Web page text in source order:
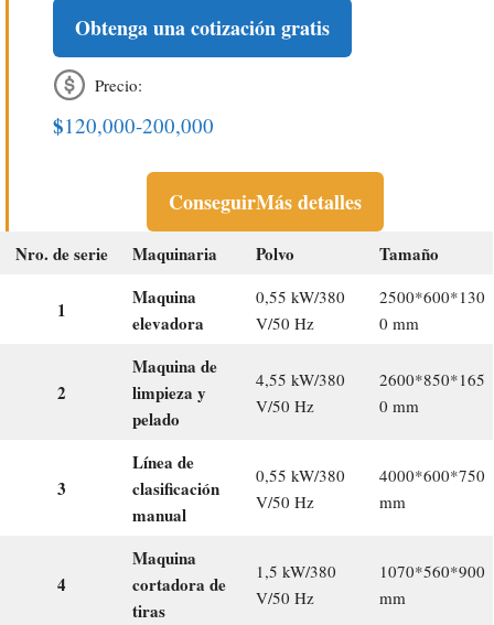
Obtenga una cotización gratis
Precio:
$120,000-200,000
ConseguirMás detalles
Nro. de serie Maquinaria Polvo Tamaño
1
Maquina
elevadora
0,55 kW/380
V/50 Hz
2500*600*130
0 mm
2
Maquina de
limpieza y
pelado
4,55 kW/380
V/50 Hz
2600*850*165
0 mm
3
Línea de
clasificación
manual
0,55 kW/380
V/50 Hz
4000*600*750
mm
4
Maquina
cortadora de
tiras
1,5 kW/380
V/50 Hz
1070*560*900
mm